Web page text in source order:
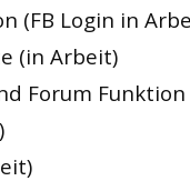
(FB Login in
(in Arbeit)
Forum Funktion